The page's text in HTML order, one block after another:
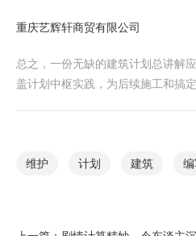
重庆艺辉轩商贸有限公司
总之，一份无缺的建筑计划总讲解
盖计划中枢实践，为后续施工和搞
维护 计划 建筑